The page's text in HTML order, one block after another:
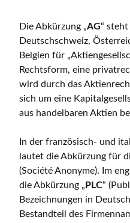
Die Abkürzung „AG“
Deutschschweiz,
Belgien für
Rechtsform, eine
wird durch das
sich um eine
aus handelbaren Aktien
In der französisch- und
lautet die Abkürzung für
(Société Anonyme). Im
die Abkürzung „ PLC“
Bezeichnungen in
Bestandteil des